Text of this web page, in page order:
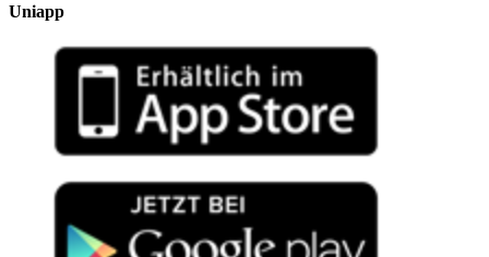
Uniapp